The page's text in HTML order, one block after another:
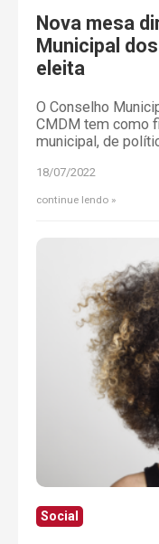
Nova mesa
Municipal
eleita
O Conselho
CMDM tem como
municipal, de
18/07/2022
continue lendo
Social